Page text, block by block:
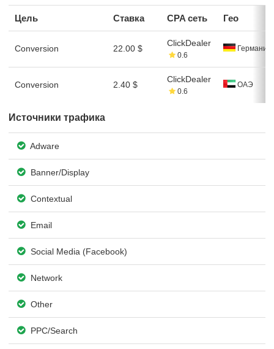
Цель Ставка CPA сеть Гео
Conversion 22.00 $
ClickDealer
0.6
Германия
Conversion 2.40 $
ClickDealer
0.6
ОАЭ
Источники трафика
Adware
Banner/Display
Contextual
Email
Social Media (Facebook)
Network
Other
PPC/Search